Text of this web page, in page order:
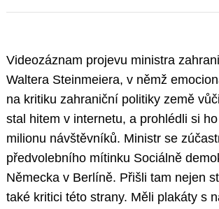
Videozáznam projevu ministra
Waltera Steinmeiera, v němž
na kritiku zahraniční politiky země
stal hitem v internetu, a prohlédli si
milionu návštěvníků. Ministr se
předvolebního mítinku Sociálně
Německa v Berlíně. Přišli tam nejen
také kritici této strany. Měli plakáty s